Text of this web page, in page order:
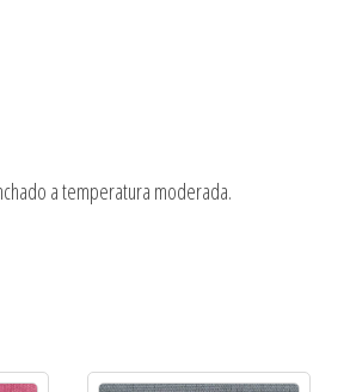
a temperatura moderada.